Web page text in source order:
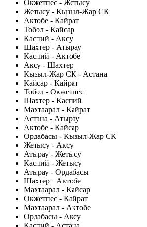
Окжетпес - Жетысу
Жетысу - Кызыл-Жар СК
Актобе - Кайрат
Тобол - Кайсар
Каспий - Аксу
Шахтер - Атырау
Каспий - Актобе
Аксу - Шахтер
Кызыл-Жар СК - Астана
Кайсар - Кайрат
Тобол - Окжетпес
Шахтер - Каспий
Махтаарал - Кайрат
Астана - Атырау
Актобе - Кайсар
Ордабасы - Кызыл-Жар СК
Жетысу - Аксу
Атырау - Жетысу
Каспий - Жетысу
Атырау - Ордабасы
Шахтер - Актобе
Махтаарал - Кайсар
Окжетпес - Кайрат
Махтаарал - Актобе
Ордабасы - Аксу